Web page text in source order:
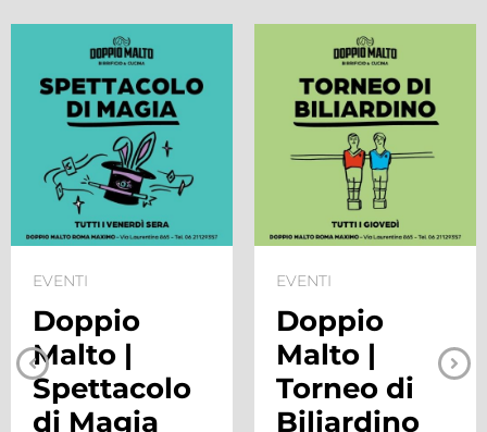
EVENTI
Doppio
Malto |
Spettacolo
di Magia
EVENTI
Doppio
Malto |
Torneo di
Biliardino